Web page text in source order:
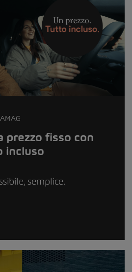
prezzo fisso con
incluso
semplice.